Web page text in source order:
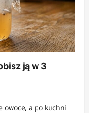
ją w 3
owoce, a po kuchni